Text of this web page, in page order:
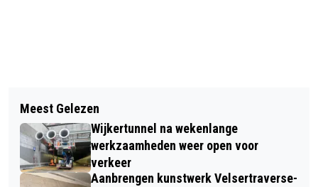
KEUKENHOF SEIZOEN 2023 EINDIGT
M.I.V. 15 MEI: NU ÓÓK VOLOP
RODODENDRONPRACHT
VELSEN-NOORD: KLEINER
CRUISESCHIP VOOR VLUCHTELINGEN
TOT EIND 2024 AAN VOB-KADE
Meest Gelezen
Wijkertunnel na wekenlange
werkzaamheden weer open voor
verkeer
Aanbrengen kunstwerk Velsertraverse-